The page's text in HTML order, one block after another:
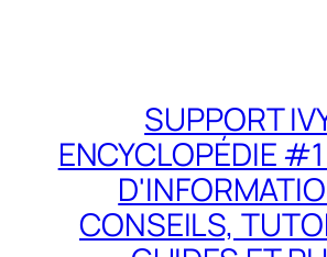
SUPPORT
ENCYCLOPÉDIE
CONSEILS,